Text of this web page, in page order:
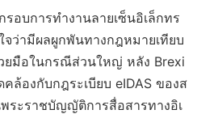
อบการทำงานลายเซ็นอิเล็กทร
ว่ามีผลผูกพันทางกฎหมายเทียบ
ยมือในกรณีส่วนใหญ่ หลัง Brexi
ล้องกับกฎระเบียบ eIDAS ของส
ระราชบัญญัติการสื่อสารทางอิเ